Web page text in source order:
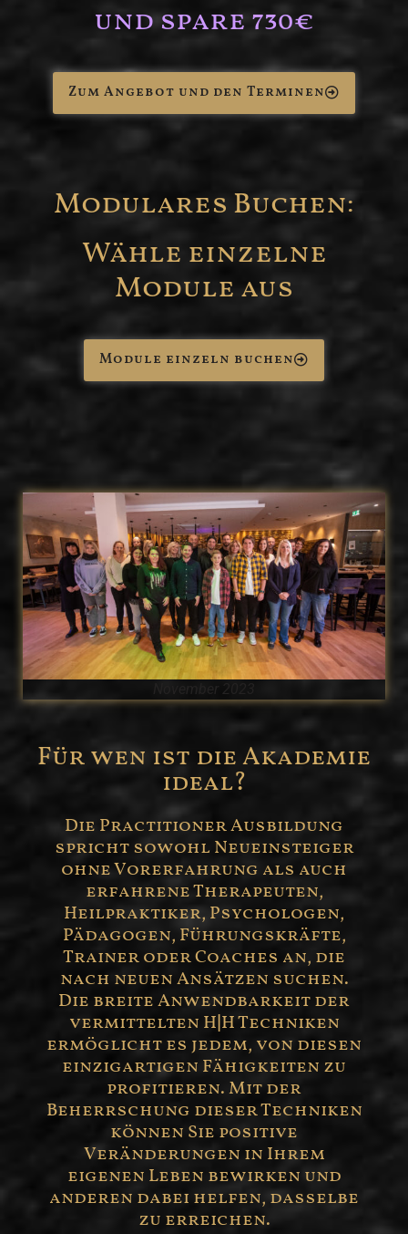
und spare 730€
Zum Angebot und den Terminen
Modulares Buchen:
Wähle einzelne
Module aus
Module einzeln buchen
November 2023
Für wen ist die Akademie
ideal?
Die Practitioner Ausbildung
spricht sowohl Neueinsteiger
ohne Vorerfahrung als auch
erfahrene Therapeuten,
Heilpraktiker, Psychologen,
Pädagogen, Führungskräfte,
Trainer oder Coaches an, die
nach neuen Ansätzen suchen.
Die breite Anwendbarkeit der
vermittelten H|H Techniken
ermöglicht es jedem, von diesen
einzigartigen Fähigkeiten zu
profitieren. Mit der
Beherrschung dieser Techniken
können Sie positive
Veränderungen in Ihrem
eigenen Leben bewirken und
anderen dabei helfen, dasselbe
zu erreichen.